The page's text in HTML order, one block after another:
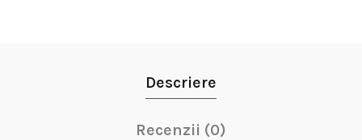
Descriere
Recenzii (0)